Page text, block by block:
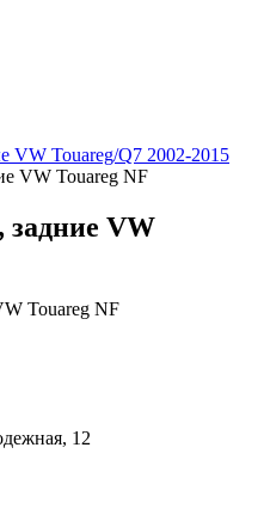
VW Touareg/Q7 2002-2015
VW Touareg NF
задние VW
12